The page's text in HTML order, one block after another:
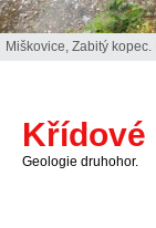
Miškovice, Zabitý
Křídové
Geologie druhohor.